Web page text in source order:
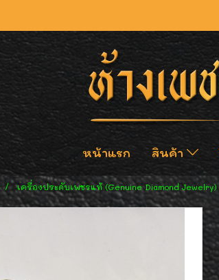
หน้าแรก สินค้า
เครื่องประดับเพชรแท้ (Genuine Diamond Jewelry)